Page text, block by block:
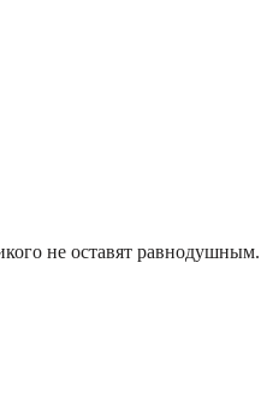
не оставят равнодушным.